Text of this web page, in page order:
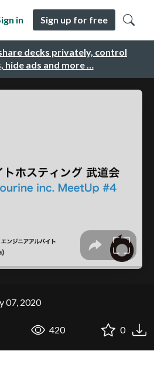
decks privately, control
hide ads and more …
in Sign up for free
07, 2020
420 0